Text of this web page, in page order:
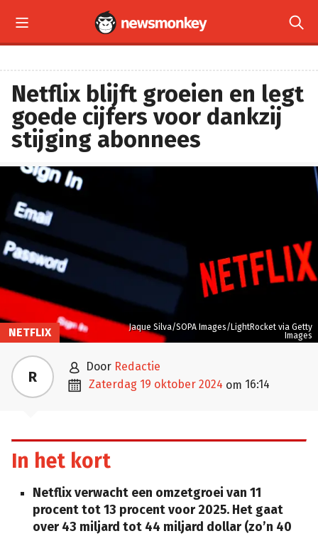
 
Netflix blijft groeien en legt
goede cijfers voor dankzij
stijging abonnees
Jaque Silva/SOPA Images/LightRocket via Getty
Images
NETFLIX
R  door Redactie
 zaterdag 19 oktober 2024 om 16:14
In het kort
Netflix verwacht een omzetgroei van 11
procent tot 13 procent voor 2025. Het gaat
over 43 miljard tot 44 miljard dollar (zo’n 40